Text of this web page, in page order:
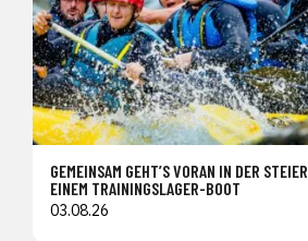
GEMEINSAM GEHT’S VORAN IN DER
EINEM TRAININGSLAGER-BOOT
03.08.26